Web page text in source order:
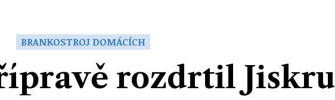
BRANKOSTROJ DOMÁCÍCH
rozdrtil Jiskru